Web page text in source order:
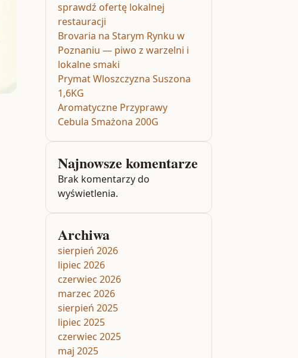
sprawdź ofertę lokalnej
restauracji
Brovaria na Starym Rynku w
Poznaniu — piwo z warzelni i
lokalne smaki
Prymat Wloszczyzna Suszona
1,6KG
Aromatyczne Przyprawy
Cebula Smażona 200G
Najnowsze komentarze
Brak komentarzy do
wyświetlenia.
Archiwa
sierpień 2026
lipiec 2026
czerwiec 2026
marzec 2026
sierpień 2025
lipiec 2025
czerwiec 2025
maj 2025